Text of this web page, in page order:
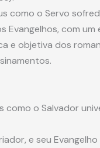
como o Servo
Evangelhos, com
e objetiva dos
como o Salvador
e seu